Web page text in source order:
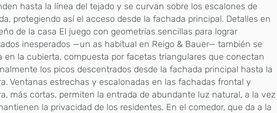
hasta la línea del tejado y se curvan sobre los escalones de
protegiendo así el acceso desde la fachada principal. Detalles en
de la casa El juego con geometrías sencillas para lograr
inesperados —un as habitual en Reigo & Bauer— también se
en la cubierta, compuesta por facetas triangulares que conectan
los picos descentrados desde la fachada principal hasta la
Ventanas estrechas y escalonadas en las fachadas frontal y
más cortas, permiten la entrada de abundante luz natural, a la vez
la privacidad de los residentes. En el comedor, que da a la